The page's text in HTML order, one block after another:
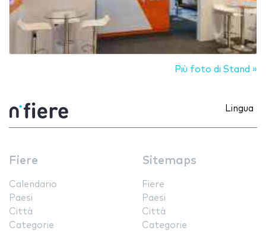
Più foto di Stand »
Lingua
Fiere
Calendario
Paesi
Città
Categorie
Sitemaps
Fiere
Paesi
Città
Categorie